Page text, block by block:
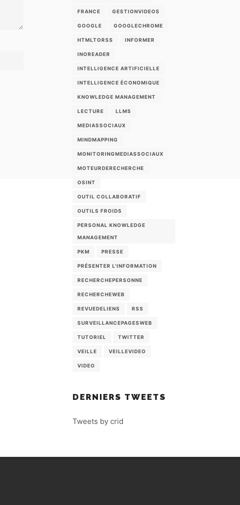
FRANCE GESTIONVIDEOS
GOOGLE GOOGLECHROME
HTMLTORSS INFORMER
INOREADER
INTELLIGENCE ARTIFICIELLE
INTELLIGENCE ÉCONOMIQUE
KNOWLEDGE MANAGEMENT
LECTURE LLMS
MEDIASSOCIAUX
MINDMAPPING
MONITORINGMEDIASSOCIAUX
MOTEURDERECHERCHE
OSINT
OUTIL COLLABORATIF
OUTILS FROIDS
PERSONAL KNOWLEDGE
MANAGEMENT
PKM PRESSE
PRÉSENTER L'INFORMATION
RECHERCHEPERSONNE
RECHERCHEWEB
REVUEDELIENS RSS
SURVEILLANCEPAGESWEB
TUTORIEL TWITTER
VEILLE VEILLEVIDEO
VIDEO
DERNIERS TWEETS
Tweets by crid